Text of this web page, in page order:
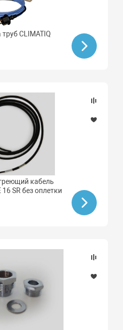
CLIMATIQ
кабель
SR без оплетки